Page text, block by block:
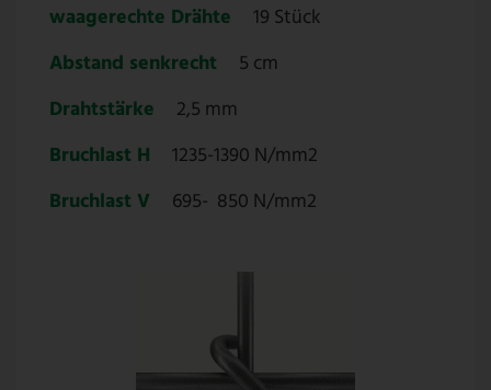
waagerechte Drähte
19 Stück
Abstand senkrecht
5 cm
Drahtstärke
2,5 mm
Bruchlast H
1235-1390 N/mm2
Bruchlast V
695- 850 N/mm2